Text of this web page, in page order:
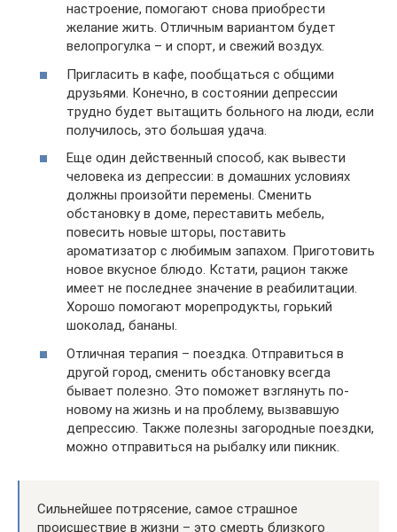
настроение, помогают снова приобрести
желание жить. Отличным вариантом будет
велопрогулка – и спорт, и свежий воздух.
Пригласить в кафе, пообщаться с общими
друзьями. Конечно, в состоянии депрессии
трудно будет вытащить больного на люди, если
получилось, это большая удача.
Еще один действенный способ, как вывести
человека из депрессии: в домашних условиях
должны произойти перемены. Сменить
обстановку в доме, переставить мебель,
повесить новые шторы, поставить
ароматизатор с любимым запахом. Приготовить
новое вкусное блюдо. Кстати, рацион также
имеет не последнее значение в реабилитации.
Хорошо помогают морепродукты, горький
шоколад, бананы.
Отличная терапия – поездка. Отправиться в
другой город, сменить обстановку всегда
бывает полезно. Это поможет взглянуть по-
новому на жизнь и на проблему, вызвавшую
депрессию. Также полезны загородные поездки,
можно отправиться на рыбалку или пикник.
Сильнейшее потрясение, самое страшное
происшествие в жизни – это смерть близкого